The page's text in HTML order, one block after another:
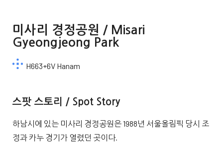
미사리 경정공원 / Misari
Gyeongjeong Park
H663+6V Hanam
스팟 스토리 / Spot Story
하남시에 있는 미사리 경정공원은 1988년 서울올림픽 당시 조
정과 카누 경기가 열렸던 곳이다.